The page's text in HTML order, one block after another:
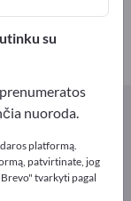
papildai
su
nuoroda.
platformą.
patvirtinate, jog
tvarkyti pagal